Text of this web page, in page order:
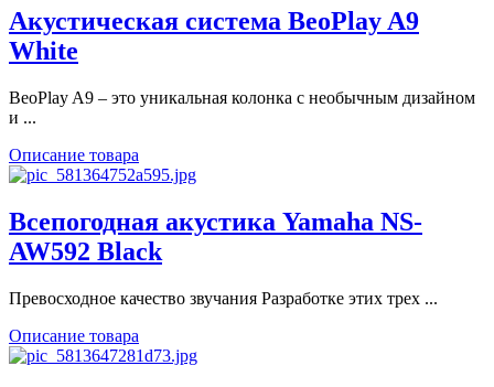
Акустическая система BeoPlay A9
White
BeoPlay A9 – это уникальная колонка с необычным дизайном
и ...
Описание товара
Всепогодная акустика Yamaha NS-
AW592 Black
Превосходное качество звучания Разработке этих трех ...
Описание товара